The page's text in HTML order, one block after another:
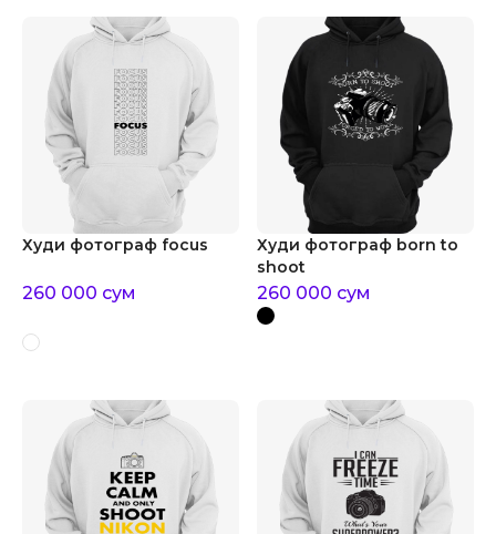
Худи фотограф focus
260 000 сум
Худи фотограф born to
shoot
260 000 сум